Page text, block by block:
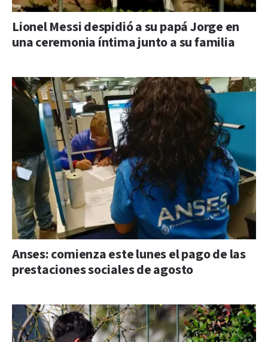
Lionel Messi despidió a su papá Jorge en
una ceremonia íntima junto a su familia
Anses: comienza este lunes el pago de las
prestaciones sociales de agosto